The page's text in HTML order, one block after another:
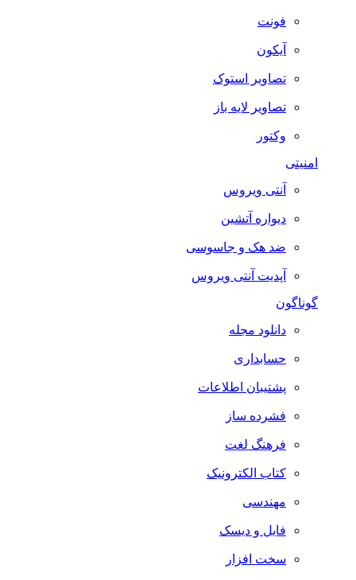
فونت
آیکون
تصاویر استوک
تصاویر لایه باز
وکتور
امنیتی
آنتی ویروس
دیواره آتشین
ضد هک و جاسوسی
آپدیت آنتی ویروس
گوناگون
دانلود مجله
حسابداری
پشتیبان اطلاعات
فشرده ساز
فرهنگ لغت
کتاب الکترونیک
مهندسی
فایل و دیسک
سخت افزار